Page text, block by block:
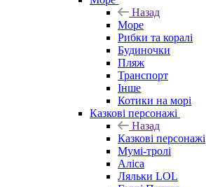
Назад
Море
Рибки та коралі
Будиночки
Пляж
Транспорт
Інше
Котики на морі
Казкові персонажі
Назад
Казкові персонажі
Мумі-тролі
Аліса
Ляльки LOL